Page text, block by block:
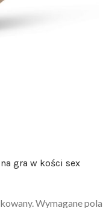
gra w kości sex